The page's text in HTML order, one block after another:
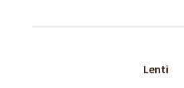
Lenti